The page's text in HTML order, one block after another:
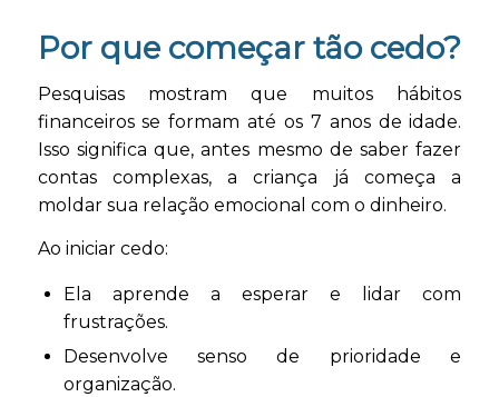
Por que começar tão cedo?
Pesquisas mostram que muitos hábitos
financeiros se formam até os 7 anos de idade.
Isso significa que, antes mesmo de saber fazer
contas complexas, a criança já começa a
moldar sua relação emocional com o dinheiro.
Ao iniciar cedo:
Ela aprende a esperar e lidar com
frustrações.
Desenvolve senso de prioridade e
organização.